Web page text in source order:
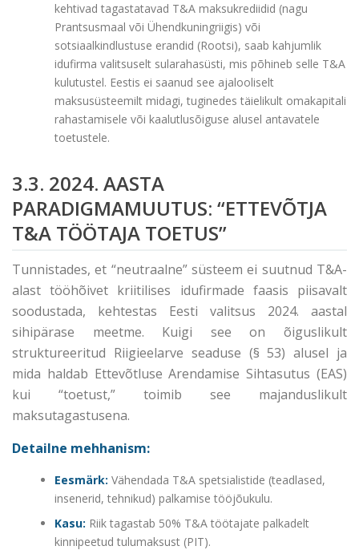
kehtivad tagastatavad T&A maksukrediidid (nagu
Prantsusmaal või Ühendkuningriigis) või
sotsiaalkindlustuse erandid (Rootsi), saab kahjumlik
idufirma valitsuselt sularahasüsti, mis põhineb selle T&A
kulutustel. Eestis ei saanud see ajalooliselt
maksusüsteemilt midagi, tuginedes täielikult omakapitali
rahastamisele või kaalutlusõiguse alusel antavatele
toetustele.
3.3. 2024. AASTA
PARADIGMAMUUTUS: “ETTEVÕTJA
T&A TÖÖTAJA TOETUS”
Tunnistades, et “neutraalne” süsteem ei suutnud T&A-
alast tööhõivet kriitilises idufirmade faasis piisavalt
soodustada, kehtestas Eesti valitsus 2024. aastal
sihipärase meetme. Kuigi see on õiguslikult
struktureeritud Riigieelarve seaduse (§ 53) alusel ja
mida haldab Ettevõtluse Arendamise Sihtasutus (EAS)
kui “toetust,” toimib see majanduslikult
maksutagastusena.
Detailne mehhanism:
Eesmärk: Vähendada T&A spetsialistide (teadlased,
insenerid, tehnikud) palkamise tööjõukulu.
Kasu: Riik tagastab 50% T&A töötajate palkadelt
kinnipeetud tulumaksust (PIT).